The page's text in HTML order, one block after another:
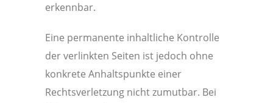
erkennbar.
Eine permanente inhaltliche Kontrolle
der verlinkten Seiten ist jedoch ohne
konkrete Anhaltspunkte einer
Rechtsverletzung nicht zumutbar. Bei